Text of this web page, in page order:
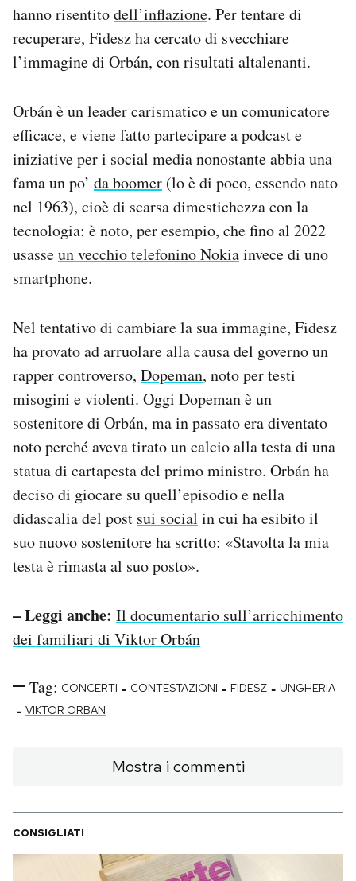
hanno risentitodell’inflazione. Per tentare di
recuperare, Fidesz ha cercato di svecchiare
l’immagine di Orbán, con risultati altalenanti.
Orbán è un leader carismatico e un comunicatore
efficace, e viene fatto partecipare a podcast e
iniziative per i social media nonostante abbia una
fama un po’ da boomer (lo è di poco, essendo nato
nel 1963), cioè di scarsa dimestichezza con la
tecnologia: è noto, per esempio, che fino al 2022
usasseun vecchio telefonino Nokiainvece di uno
smartphone.
Nel tentativo di cambiare la sua immagine, Fidesz
ha provato ad arruolare alla causa del governo un
rapper controverso, Dopeman, noto per testi
misogini e violenti. Oggi Dopeman è un
sostenitore di Orbán, ma in passato era diventato
noto perché aveva tirato un calcio alla testa di una
statua di cartapesta del primo ministro. Orbán ha
deciso di giocare su quell’episodio e nella
didascalia del post sui social in cui ha esibito il
suo nuovo sostenitore ha scritto: «Stavolta la mia
testa è rimasta al suo posto».
– Leggi anche: Il documentario sull’arricchimento
dei familiari di Viktor Orbán
Tag: CONCERTI - CONTESTAZIONI - FIDESZ - UNGHERIA
- VIKTOR ORBAN
Mostra i commenti
CONSIGLIATI